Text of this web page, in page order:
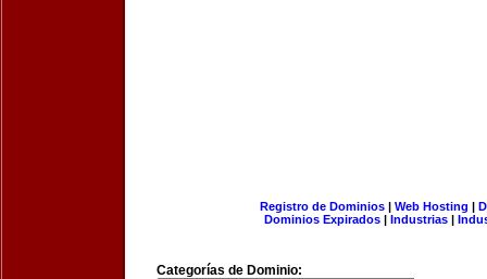
Registro de Dominios| Web Hosting |
Dominios Expirados | Industrias |
Categorías de Dominio: